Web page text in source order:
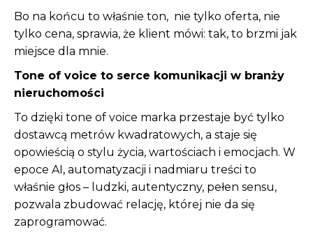
Bo na końcu to właśnie ton, nie tylko oferta, nie
tylko cena, sprawia, że klient mówi: tak, to brzmi jak
miejsce dla mnie.
Tone of voice to serce komunikacji w branży
nieruchomości
To dzięki tone of voice marka przestaje być tylko
dostawcą metrów kwadratowych, a staje się
opowieścią o stylu życia, wartościach i emocjach. W
epoce AI, automatyzacji i nadmiaru treści to
właśnie głos – ludzki, autentyczny, pełen sensu,
pozwala zbudować relację, której nie da się
zaprogramować.